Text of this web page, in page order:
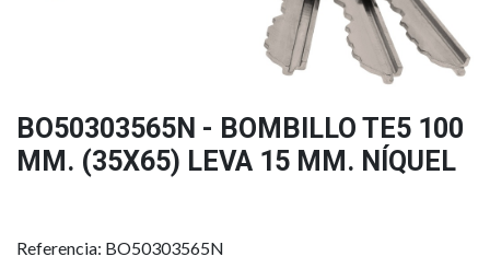
BO50303565N - BOMBILLO TE5 100
MM. (35X65) LEVA 15 MM. NÍQUEL
Referencia: BO50303565N